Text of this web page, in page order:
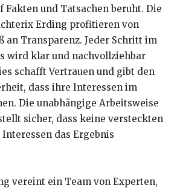
Fakten und Tatsachen beruht. Die
Erding profitieren von
an Transparenz. Jeder Schritt im
wird klar und nachvollziehbar
schafft Vertrauen und gibt den
dass ihre Interessen im
Die unabhängige Arbeitsweise
sicher, dass keine versteckten
das Ergebnis
vereint ein Team von Experten,